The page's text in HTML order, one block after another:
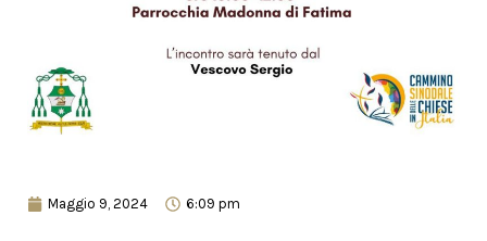
Maggio 9, 2024 6:09 pm